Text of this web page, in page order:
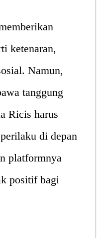
ketenaran,
Namun,
tanggung
Ricis harus
di depan
platformnya
positif bagi